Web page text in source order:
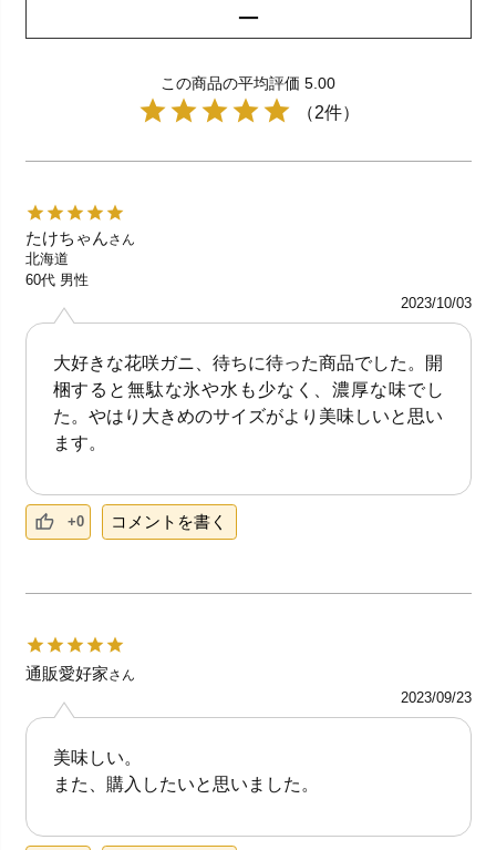
ー
この商品の平均評価 5.00
（2件）
たけちゃんさん
北海道
60代 男性
2023/10/03
大好きな花咲ガニ、待ちに待った商品でした。開
梱すると無駄な氷や水も少なく、濃厚な味でし
た。やはり大きめのサイズがより美味しいと思い
ます。
+0 コメントを書く
通販愛好家さん
2023/09/23
美味しい。
また、購入したいと思いました。